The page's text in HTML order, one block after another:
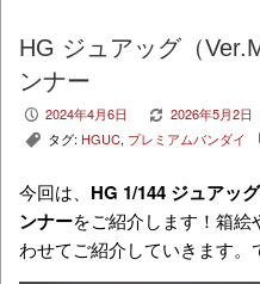
HG ジュアッグ（
ンナー
P 2024年4月6日 V 2026年5月2日
, タグ: HGUC, プレミアムバンダイ
今回は、 HG 1/144 ジュアッ
ンナーをご紹介します！箱
わせてご紹介していきます。